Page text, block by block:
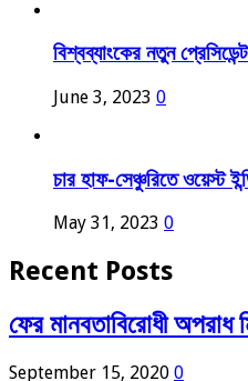
বিশ্বব্যাংকের নতুন
June 3, 2023 0
চার হাফ-সেঞ্চুরিতে ওয়েস্ট
May 31, 2023 0
Recent Posts
ফের মানবতাবিরোধী অপরাধ
September 15, 2020 0